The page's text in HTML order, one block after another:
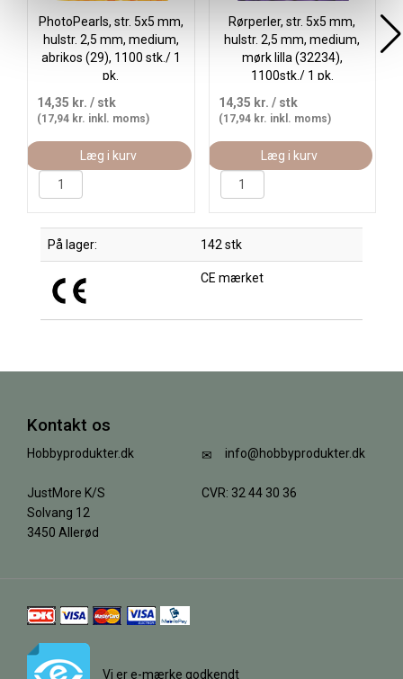
PhotoPearls, str. 5x5 mm,
hulstr. 2,5 mm, medium,
abrikos (29), 1100 stk./ 1
pk.
14,35 kr. / stk
(17,94 kr. inkl. moms)
Læg i kurv
Rørperler, str. 5x5 mm,
hulstr. 2,5 mm, medium,
mørk lilla (32234),
1100stk./ 1 pk.
14,35 kr. / stk
(17,94 kr. inkl. moms)
Læg i kurv
På lager: 142 stk
CE mærket
Kontakt os
Hobbyprodukter.dk
JustMore K/S
Solvang 12
3450 Allerød
info@hobbyprodukter.dk
CVR: 32 44 30 36
Vi er e-mærke godkendt